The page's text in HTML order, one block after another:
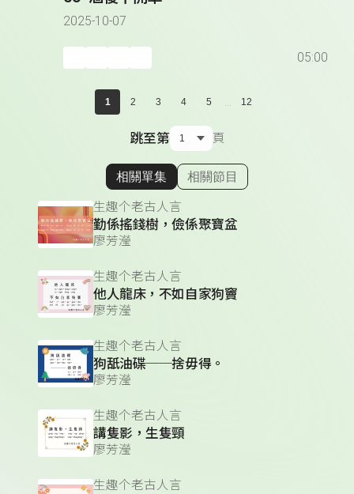
2025-10-07
05:00
1 2 3 4 5 ... 12
跳至第 頁
顯示相關單集
相關單集 相關節目
生趣个老古人言
勤係搖錢樹，儉係聚寶盆
廖芳瀅
生趣个老古人言
他人龍床，不如自家狗竇
廖芳瀅
生趣个老古人言
狗舐油碟──捨毋得。
廖芳瀅
生趣个老古人言
講隻影，生隻頸
廖芳瀅
生趣个老古人言